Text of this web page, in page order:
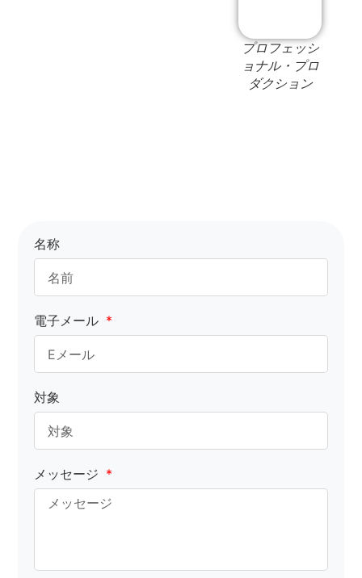
プロフェッシ
ョナル・プロ
ダクション
名称
電子メール
対象
メッセージ